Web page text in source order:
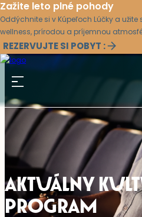
Zažite leto plné pohody
Oddýchnite si v Kúpeľoch Lúčky a
wellness, prírodou a príjemnou
REZERVUJTE SI POBYT :
AKTUÁLNY
PROGRAM